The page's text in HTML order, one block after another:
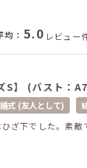
均： 5.0 レビュー
S】 (バスト：
式 (友人として)
ざ下でした。素